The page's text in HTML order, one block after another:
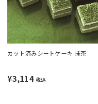
カット済みシートケーキ 抹茶
¥3,114 税込